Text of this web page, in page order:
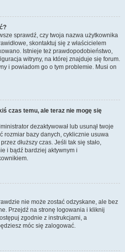
sprawdź, czy twoja nazwa użytkownika
skontaktuj się z właścicielem
Istnieje też prawdopodobieństwo,
witryny, na której znajduje się forum.
i powiadom go o tym problemie. Musi on
czas temu, ale teraz nie mogę się
dezaktywował lub usunął twoje
rozmiar bazy danych, cyklicznie usuwa
dłuższy czas. Jeśli tak się stało,
i bądź bardziej aktywnym i
nie może zostać odzyskane, ale bez
Przejdź na stronę logowania i kliknij
zgodnie z instrukcjami, a
móc się zalogować.